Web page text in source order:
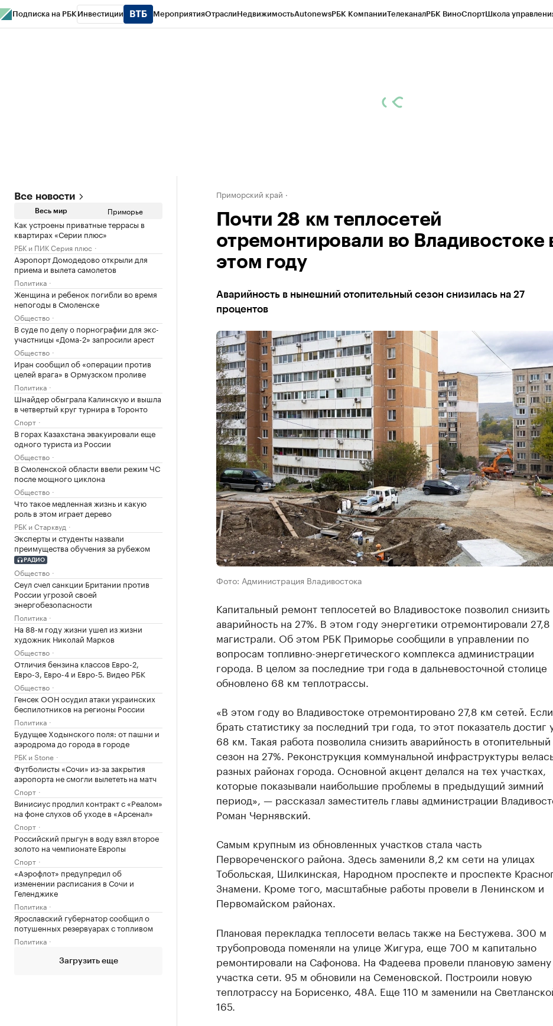
Подписка на РБК Инвестиции МероприятияОтраслиНедвижимостьAutonewsРБК КомпанииТелеканалРБК ВиноСпортШкола
Все новости
Весь мир Приморье
Как устроены приватные террасы в
квартирах «Серии плюс»
РБК и ПИК Серия плюс
Аэропорт Домодедово открыли для
приема и вылета самолетов
Политика
Женщина и ребенок погибли во время
непогоды в Смоленске
Общество
В суде по делу о порнографии для экс-
участницы «Дома-2» запросили арест
Общество
Иран сообщил об «операции против
целей врага» в Ормузском проливе
Политика
Шнайдер обыграла Калинскую и вышла
в четвертый круг турнира в Торонто
Спорт
В горах Казахстана эвакуировали еще
одного туриста из России
Общество
В Смоленской области ввели режим ЧС
после мощного циклона
Общество
Что такое медленная жизнь и какую
роль в этом играет дерево
РБК и Старквуд
Эксперты и студенты назвали
преимущества обучения за рубежом
РАДИО
Общество
Сеул счел санкции Британии против
России угрозой своей
энергобезопасности
Политика
На 88-м году жизни ушел из жизни
художник Николай Марков
Общество
Отличия бензина классов Евро-2,
Евро-3, Евро-4 и Евро-5. Видео РБК
Общество
Генсек ООН осудил атаки украинских
беспилотников на регионы России
Политика
Будущее Ходынского поля: от пашни и
аэродрома до города в городе
РБК и Stone
Футболисты «Сочи» из-за закрытия
аэропорта не смогли вылететь на матч
Спорт
Винисиус продлил контракт с «Реалом»
на фоне слухов об уходе в «Арсенал»
Спорт
Российский прыгун в воду взял второе
золото на чемпионате Европы
Спорт
«Аэрофлот» предупредил об
изменении расписания в Сочи и
Геленджике
Политика
Ярославский губернатор сообщил о
потушенных резервуарах с топливом
Политика
Загрузить еще
Приморский край
Почти 28 км теплосетей
отремонтировали во Владивостоке
этом году
Аварийность в нынешний отопительный сезон снизилась на 27
процентов
Фото: Администрация Владивостока
Капитальный ремонт теплосетей во Владивостоке позволил снизить
аварийность на 27%. В этом году энергетики отремонтировали
магистрали. Об этом РБК Приморье сообщили в управлении по
вопросам топливно-энергетического комплекса администрации
города. В целом за последние три года в дальневосточной столице
обновлено 68 км теплотрассы.
«В этом году во Владивостоке отремонтировано 27,8 км сетей. Если
брать статистику за последний три года, то этот показатель достиг
68 км. Такая работа позволила снизить аварийность в отопительный
сезон на 27%. Реконструкция коммунальной инфраструктуры
разных районах города. Основной акцент делался на тех участках,
которые показывали наибольшие проблемы в предыдущий зимний
период», — рассказал заместитель главы администрации
Роман Чернявский.
Самым крупным из обновленных участков стала часть
Первореченского района. Здесь заменили 8,2 км сети на улицах
Тобольская, Шилкинская, Народном проспекте и проспекте
Знамени. Кроме того, масштабные работы провели в Ленинском и
Первомайском районах.
Плановая перекладка теплосети велась также на Бестужева. 300 м
трубопровода поменяли на улице Жигура, еще 700 м капитально
ремонтировали на Сафонова. На Фадеева провели плановую замену
участка сети. 95 м обновили на Семеновской. Построили новую
теплотрассу на Борисенко, 48А. Еще 110 м заменили на
165.